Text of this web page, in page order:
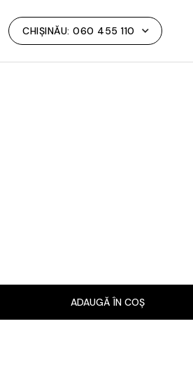
CHIȘINĂU: 060 455 110
ADAUGĂ ÎN COȘ